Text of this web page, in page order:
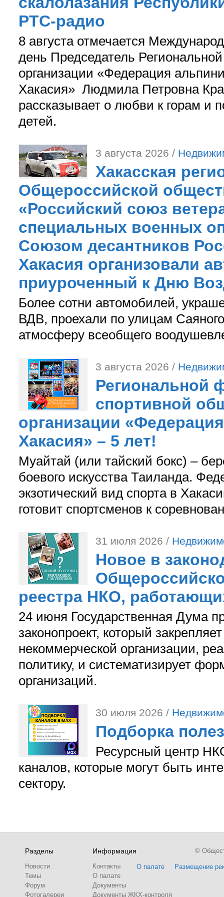
РТС-радио
8 августа отмечается
день Председатель
организации «Федерация
Хакасия» Людмила Петровна
рассказывает о любви к горам и
детей.
3 августа 2026 /
Хакасская
Общероссийской
«Российский союз
специальных военных
Союзом десантников
Хакасия организовали
приуроченный к Дню
Более сотни автомобилей,
ВДВ, проехали по улицам
атмосферу всеобщего
3 августа 2026 /
Региональной
спортивной
организации
Хакасия» – 5 лет!
Муайтай (или тайский бокс) –
боевого искусства Таиланда.
экзотический вид спорта в
готовит спортсменов к
31 июля 2026 /
Новое в
реестра НКО,
24 июня Государственная Дума
законопроект, который
некоммерческой организации,
политику, и систематизирует
организаций.
30 июля 2026 /
Подборка
Ресурсный центр
каналов, которые могут быть
сектору.
Разделы
Новости
Темы
Форум
Фотогалереи
Информация
Контакты
О палате
Документы
Документы ЖКХ-контроля
О палате Размещение
©